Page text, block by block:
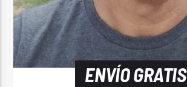
ENVÍO GRATIS